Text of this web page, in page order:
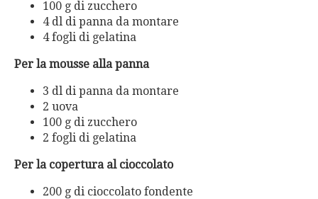
100 g di zucchero
4 dl di panna da montare
4 fogli di gelatina
Per la mousse alla panna
3 dl di panna da montare
2 uova
100 g di zucchero
2 fogli di gelatina
Per la copertura al cioccolato
200 g di cioccolato fondente